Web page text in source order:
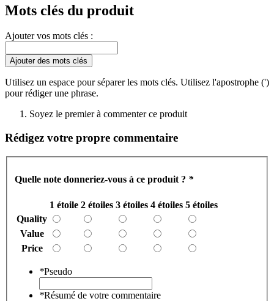
Mots clés du produit
Ajouter vos mots clés :
Ajouter des mots clés
Utilisez un espace pour séparer les mots clés. Utilisez l'apostrophe (')
pour rédiger une phrase.
Soyez le premier à commenter ce produit
Rédigez votre propre commentaire
Quelle note donneriez-vous à ce produit ? *
1 étoile 2 étoiles 3 étoiles 4 étoiles 5 étoiles
Quality
Value
Price
*Pseudo
*Résumé de votre commentaire